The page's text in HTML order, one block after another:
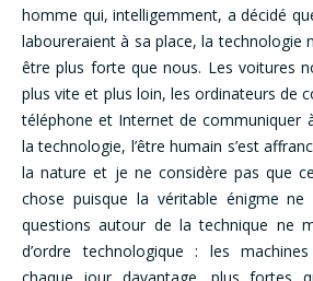
homme qui, intelligemment, a décidé
laboureraient à sa place, la technologie
être plus forte que nous. Les voitures
plus vite et plus loin, les ordinateurs de
téléphone et Internet de communiquer
la technologie, l’être humain s’est
la nature et je ne considère pas que
chose puisque la véritable énigme
questions autour de la technique ne
d’ordre technologique : les